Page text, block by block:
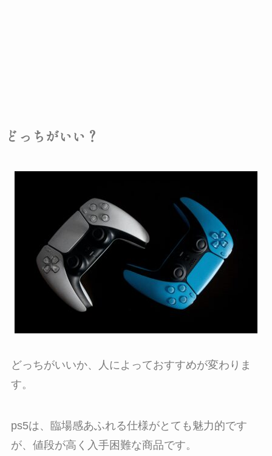
どっちがいい？
どっちがいいか、人によっておすすめが変わりま
す。
ps5は、臨場感あふれる仕様がとても魅力的です
が、値段が高く入手困難な商品です。